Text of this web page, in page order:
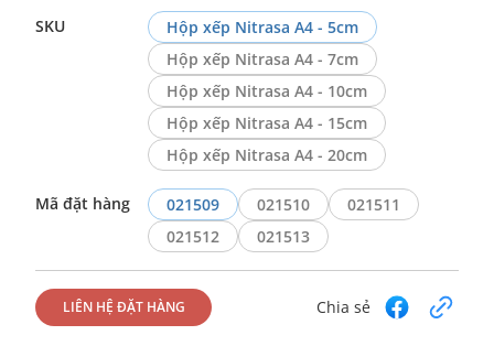
SKU
Hộp xếp Nitrasa A4 - 5cm
Hộp xếp Nitrasa A4 - 7cm
Hộp xếp Nitrasa A4 - 10cm
Hộp xếp Nitrasa A4 - 15cm
Hộp xếp Nitrasa A4 - 20cm
Mã đặt hàng 021509 021510
021511
021512
021513
LIÊN HỆ ĐẶT HÀNG Chia sẻ